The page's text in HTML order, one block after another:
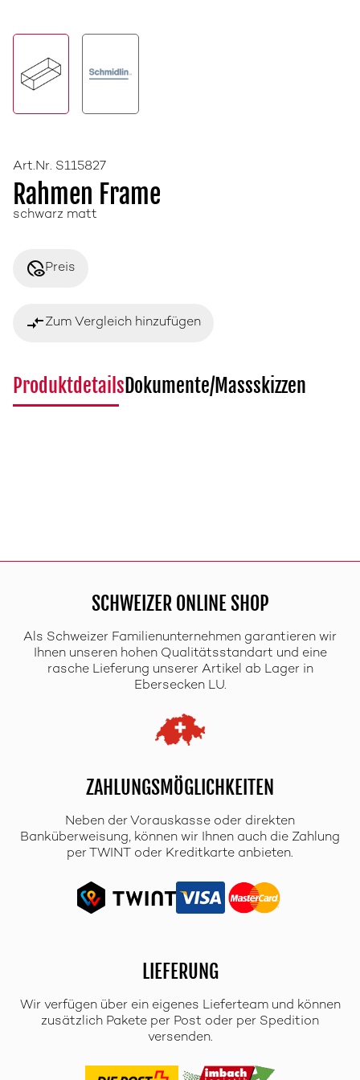
Art.Nr. S115827
Rahmen Frame
schwarz matt
disabled_visiblePreis
compare_arrowsZum Vergleich hinzufügen
ProduktdetailsDokumente/Massskizzen
SCHWEIZER ONLINE SHOP
Als Schweizer Familienunternehmen garantieren wir
Ihnen unseren hohen Qualitätsstandart und eine
rasche Lieferung unserer Artikel ab Lager in
Ebersecken LU.
ZAHLUNGSMÖGLICHKEITEN
Neben der Vorauskasse oder direkten
Banküberweisung, können wir Ihnen auch die Zahlung
per TWINT oder Kreditkarte anbieten.
LIEFERUNG
Wir verfügen über ein eigenes Lieferteam und können
zusätzlich Pakete per Post oder per Spedition
versenden.